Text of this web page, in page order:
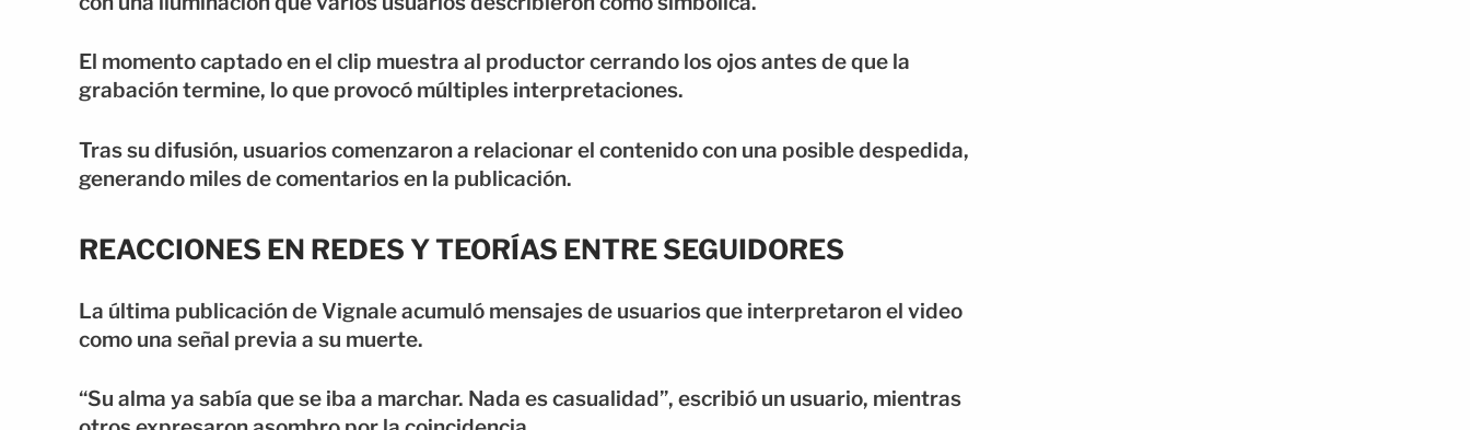
El momento captado en el clip muestra al productor cerrando los ojos antes de que la
grabación termine, lo que provocó múltiples interpretaciones.
Tras su difusión, usuarios comenzaron a relacionar el contenido con una posible despedida,
generando miles de comentarios en la publicación.
REACCIONES EN REDES Y TEORÍAS ENTRE SEGUIDORES
La última publicación de Vignale acumuló mensajes de usuarios que interpretaron el video
como una señal previa a su muerte.
“Su alma ya sabía que se iba a marchar. Nada es casualidad”, escribió un usuario, mientras